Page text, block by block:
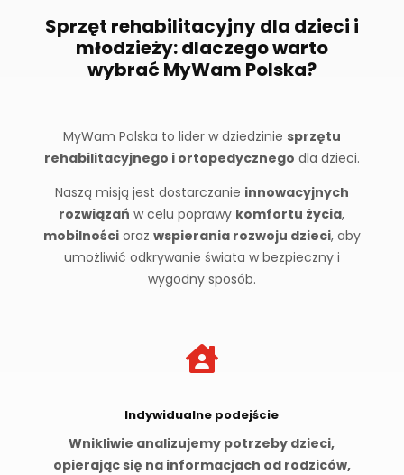
Sprzęt rehabilitacyjny dla dzieci i
młodzieży: dlaczego warto
wybrać MyWam Polska?
MyWam Polska to lider w dziedzinie sprzętu
rehabilitacyjnego i ortopedycznego dla dzieci.
Naszą misją jest dostarczanie innowacyjnych
rozwiązań w celu poprawy komfortu życia,
mobilnościoraz wspierania rozwoju dzieci, aby
umożliwić odkrywanie świata w bezpieczny i
wygodny sposób.

Indywidualne podejście
Wnikliwie analizujemy potrzeby dzieci,
opierając się na informacjach od rodziców,